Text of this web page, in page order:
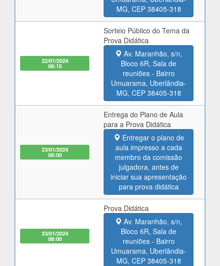
MG, CEP 38405-318
22/01/2024
08:15
Sorteio Público do Tema da
Prova Didática
Av. Maranhão, s/n,
Bloco 6R, Sala de
reuniões - Bairro
Umuarama, Uberlândia-
MG, CEP 38405-318
23/01/2024
08:00
Entrega do Plano de Aula
para a Prova Didática
Entregar o plano de
aula impresso a cada
membro da comissão
julgadora, antes de
iniciar sua apresentação
para prova didática
23/01/2024
08:00
Prova Didática
Av. Maranhão, s/n,
Bloco 6R, Sala de
reuniões - Bairro
Umuarama, Uberlândia-
MG, CEP 38405-318